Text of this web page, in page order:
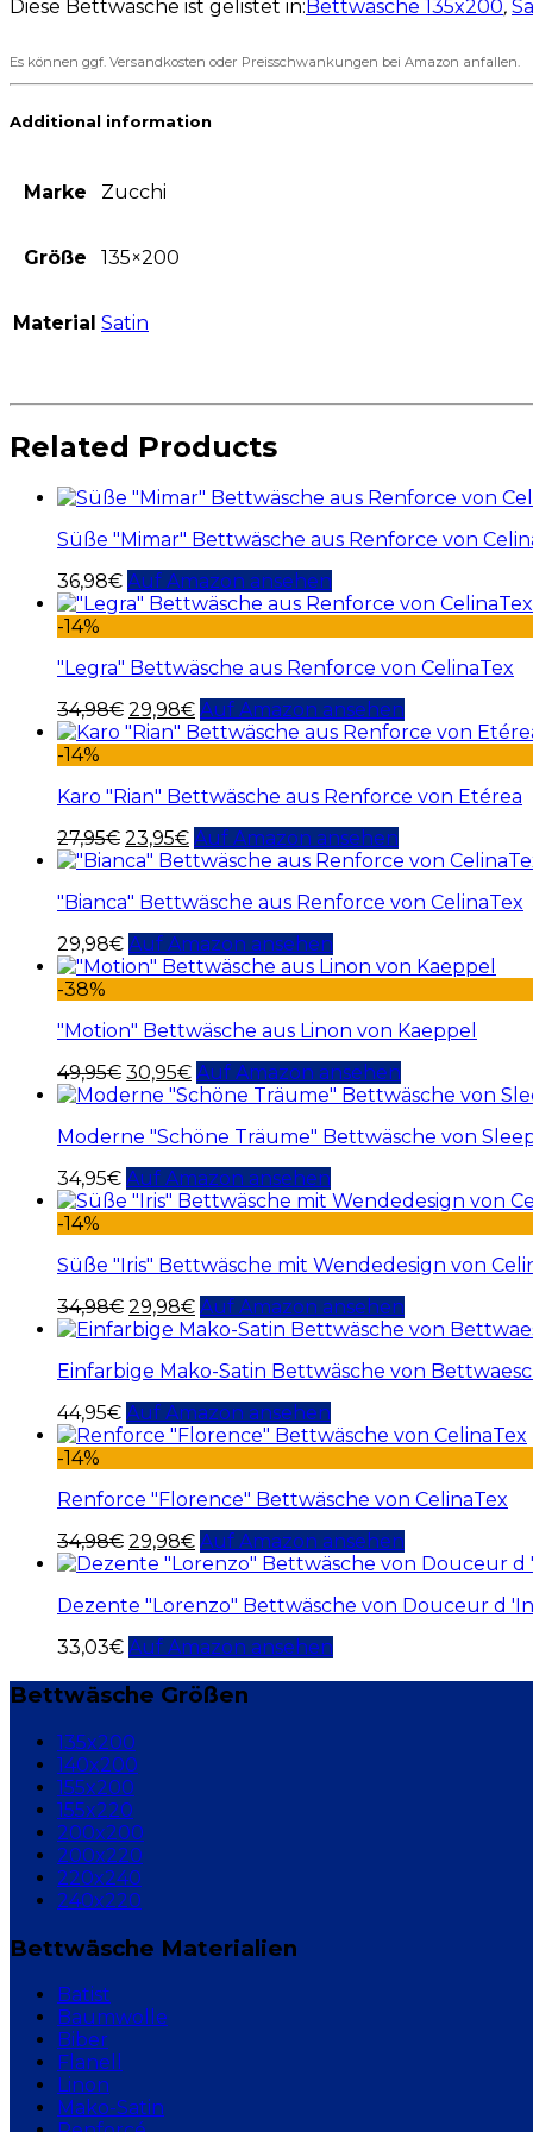
Diese Bettwäsche ist gelistet in:Bettwäsche 135x200,
Es können ggf. Versandkosten oder Preisschwankungen bei Amazon anfallen.
Additional information
Marke Zucchi
Größe 135×200
Material Satin
Related Products
Süße "Mimar" Bettwäsche aus Renforce von
36,98€ Auf Amazon ansehen
-14%
"Legra" Bettwäsche aus Renforce von CelinaTex
34,98€ 29,98€ Auf Amazon ansehen
-14%
Karo "Rian" Bettwäsche aus Renforce von Etérea
27,95€ 23,95€ Auf Amazon ansehen
"Bianca" Bettwäsche aus Renforce von CelinaTex
29,98€ Auf Amazon ansehen
-38%
"Motion" Bettwäsche aus Linon von Kaeppel
49,95€ 30,95€ Auf Amazon ansehen
Moderne "Schöne Träume" Bettwäsche von
34,95€ Auf Amazon ansehen
-14%
Süße "Iris" Bettwäsche mit Wendedesign von
34,98€ 29,98€ Auf Amazon ansehen
Einfarbige Mako-Satin Bettwäsche von
44,95€ Auf Amazon ansehen
-14%
Renforce "Florence" Bettwäsche von CelinaTex
34,98€ 29,98€ Auf Amazon ansehen
Dezente "Lorenzo" Bettwäsche von Douceur d
33,03€ Auf Amazon ansehen
Bettwäsche Größen
135x200
140x200
155x200
155x220
200x200
200x220
220x240
240x220
Bettwäsche Materialien
Batist
Baumwolle
Biber
Flanell
Linon
Mako-Satin